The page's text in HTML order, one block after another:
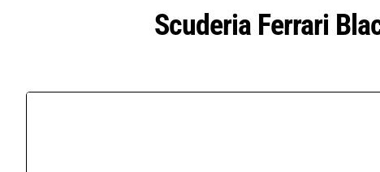
Scuderia Ferrari